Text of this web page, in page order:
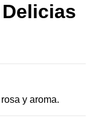
y aroma.